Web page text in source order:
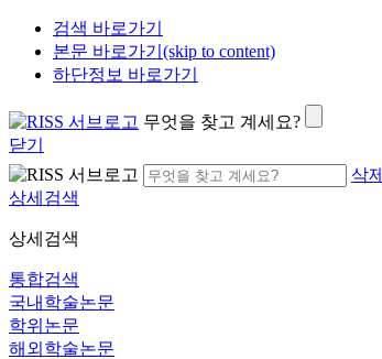
검색 바로가기
본문 바로가기(skip to content)
하단정보 바로가기
무엇을 찾고 계세요?
닫기
삭제
상세검색
상세검색
통합검색
국내학술논문
학위논문
해외학술논문